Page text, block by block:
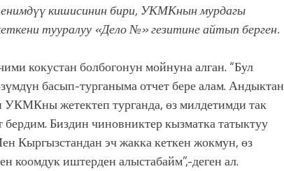
кишисинин бири, УКМКнын мурдагы
тууралуу «Дело №» гезитине айтып берген.
кокустан болбогонун мойнуна алган. “Бул
басып-турганыма отчет бере алам. Андыктан
жетектеп турганда, өз милдетимди так
Биздин чиновниктер кызматка татыктуу
Кыргызстандан эч жакка кеткен жокмун, өз
коомдук иштерден алыстабайм”,-деген ал.